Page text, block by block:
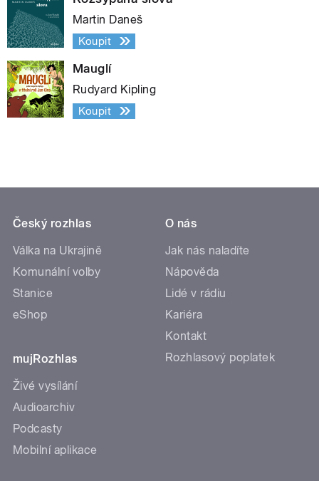
Martin Daneš
Koupit
Mauglí
Rudyard Kipling
Koupit
Český rozhlas
Válka na Ukrajině
Komunální volby
Stanice
eShop
mujRozhlas
Živé vysílání
Audioarchiv
Podcasty
Mobilní aplikace
O nás
Jak nás naladíte
Nápověda
Lidé v rádiu
Kariéra
Kontakt
Rozhlasový poplatek